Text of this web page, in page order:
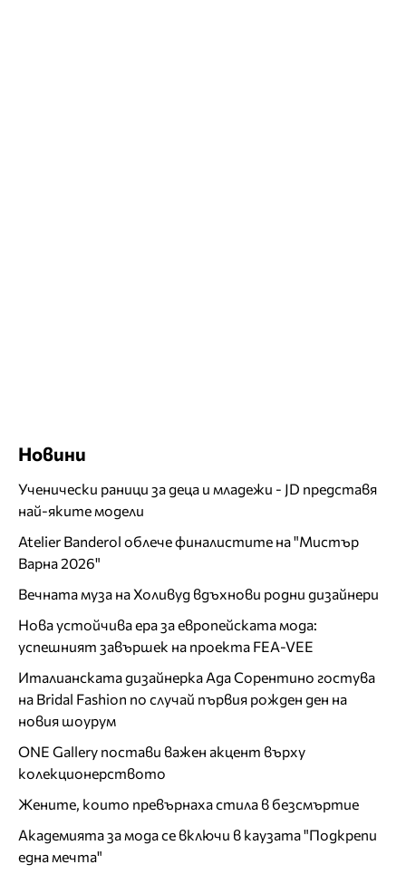
Новини
Ученически раници за деца и младежи - JD представя
най-яките модели
Atelier Banderol облече финалистите на "Мистър
Варна 2026"
Вечната муза на Холивуд вдъхнови родни дизайнери
Нова устойчива ера за европейската мода:
успешният завършек на проекта FEA-VEE
Италианската дизайнерка Ада Сорентино гостува
на Bridal Fashion по случай първия рожден ден на
новия шоурум
ONE Gallery постави важен акцент върху
колекционерството
Жените, които превърнаха стила в безсмъртие
Академията за мода се включи в каузата "Подкрепи
една мечта"